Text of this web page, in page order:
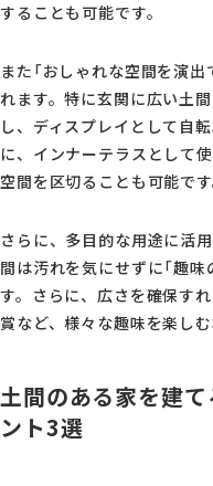
することも可能です。
また「おしゃれな空間を演
れます。特に玄関に広い土
し、ディスプレイとして自
に、インナーテラスとして
空間を区切ることも可能です
さらに、多目的な用途に活
間は汚れを気にせずに「趣
す。さらに、広さを確保す
賞など、様々な趣味を楽しむ
土間のある家を建
ント3選